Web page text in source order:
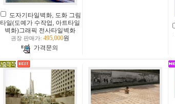
도자기타일벽화, 도화 그림
타일(도예가 수작업, 아트타일
벽화)그래픽 전사타일벽화
권장 판매가: 495,000원
가격문의